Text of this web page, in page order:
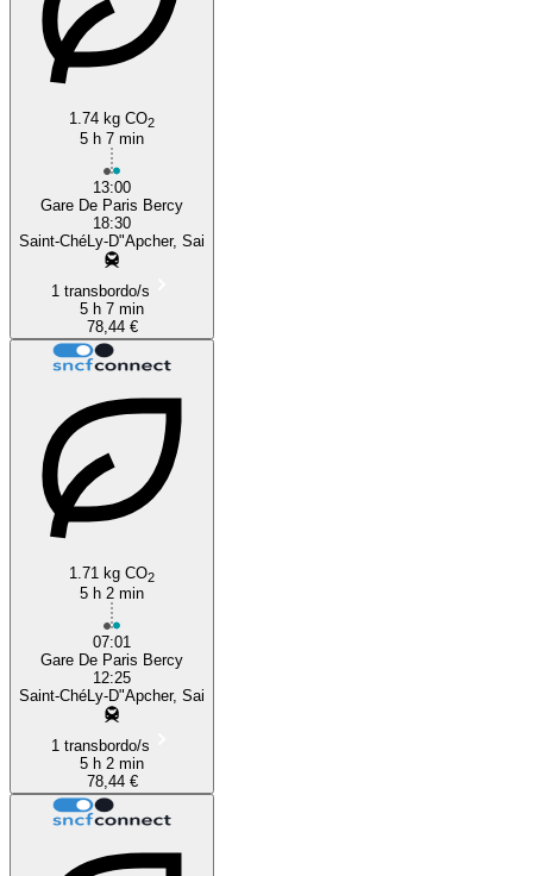
1.74 kg CO2
5 h 7 min
13:00
Gare De Paris Bercy
18:30
Saint-ChéLy-D"Apcher, Sai
1 transbordo/s
5 h 7 min
78,44 €
1.71 kg CO2
5 h 2 min
07:01
Gare De Paris Bercy
12:25
Saint-ChéLy-D"Apcher, Sai
1 transbordo/s
5 h 2 min
78,44 €